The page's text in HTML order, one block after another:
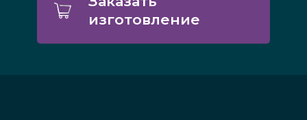
изготовление